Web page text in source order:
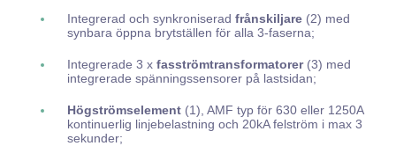
Integrerad och synkroniserad frånskiljare (2) med
synbara öppna brytställen för alla 3-faserna;
Integrerade 3 x fasströmtransformatorer(3) med
integrerade spänningssensorer på lastsidan;
Högströmselement (1), AMF typ för 630 eller 1250A
kontinuerlig linjebelastning och 20kA felström i max 3
sekunder;